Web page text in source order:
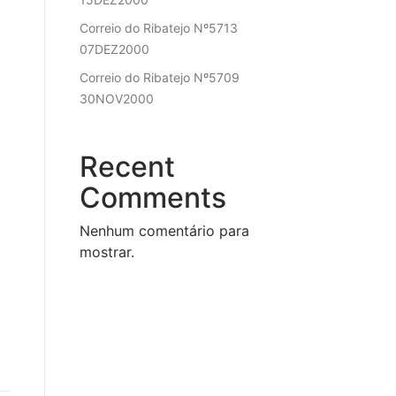
Correio do Ribatejo Nº5713
07DEZ2000
Correio do Ribatejo Nº5709
30NOV2000
Recent
Comments
Nenhum comentário para
mostrar.